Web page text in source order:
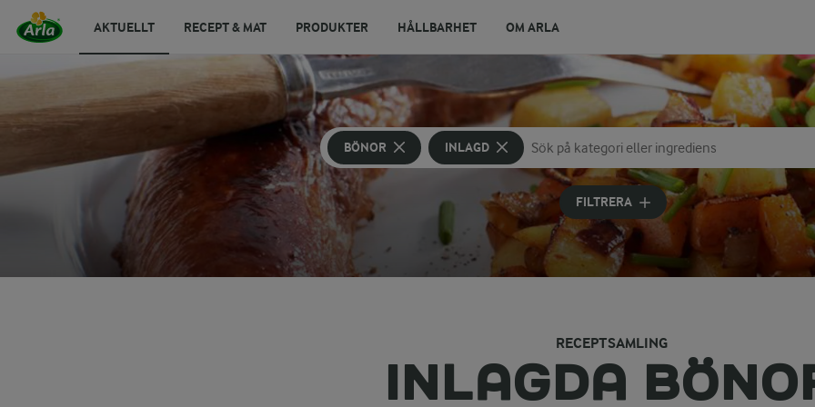
AKTUELLT RECEPT & MAT PRODUKTER HÅLLBARHET OM ARLA
BÖNOR INLAGD
Sök på kategori eller ingrediens
Skriv in sökord för att få förslag
FILTRERA
RECEPTSAMLING
INLAGDA